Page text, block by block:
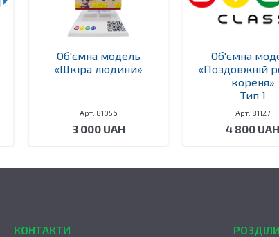
Об'ємна модель
«Шкіра людини»
Арт: 81056
3 000 UAH
Об'ємна
«Поздовжній
кореня»
Тип 1
Арт: 81127
4 800 UAH
КОНТАКТИ РОЗДІЛИ